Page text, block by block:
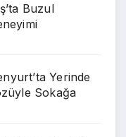
Buzul
Yerinde
Sokağa